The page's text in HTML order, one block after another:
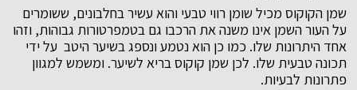
שמן הקוקוס מכיל שומן רווי טבעי והוא עשיר בחלבונים, ששומרים
על העור השמן אינו משנה את הרכבו גם בטמפרטורות גבוהות, וזהו
אחד היתרונות שלו. כמו כן הוא נטמע ונספג בשיער היטב על ידי
תכונה טבעית שלו. לכן שמן קוקוס בריא לשיער. ומשמש למגוון
פתרונות לבעיות.